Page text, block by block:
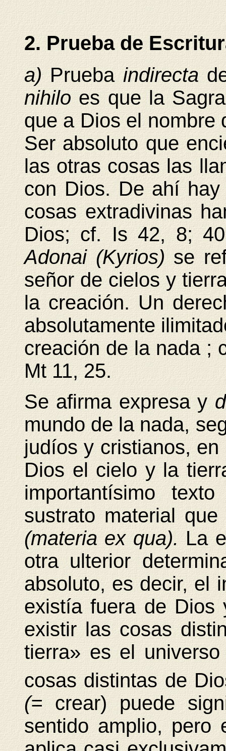
2. Prueba de
a) Pruebaindirecta
nihiloes que la
que a Dios el nombre
Ser absoluto que
las otras cosas las
con Dios. De ahí
cosas extradivinas
Dios; cf. Is 42, 8;
Adonai (Kyrios) se
señor de cielos y
la creación. Un
absolutamente
creación de la nada ;
Mt 11, 25.
Se afirma expresa y
mundo de la nada,
judíos y cristianos,
Dios el cielo y la
importantísimo
sustrato material
(materia ex qua). La
otra ulterior
absoluto, es decir, el
existía fuera de Dios
existir las cosas
tierra» es el
cosas distintas de
(=crear) puede
sentido amplio, pero